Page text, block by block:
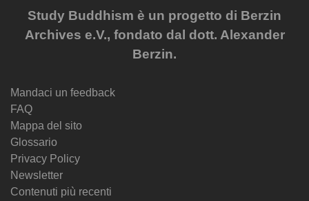
Study Buddhism è un progetto di Berzin
Archives e.V., fondato dal dott. Alexander
Berzin.
Mandaci un feedback
FAQ
Mappa del sito
Glossario
Privacy Policy
Newsletter
Contenuti più recenti